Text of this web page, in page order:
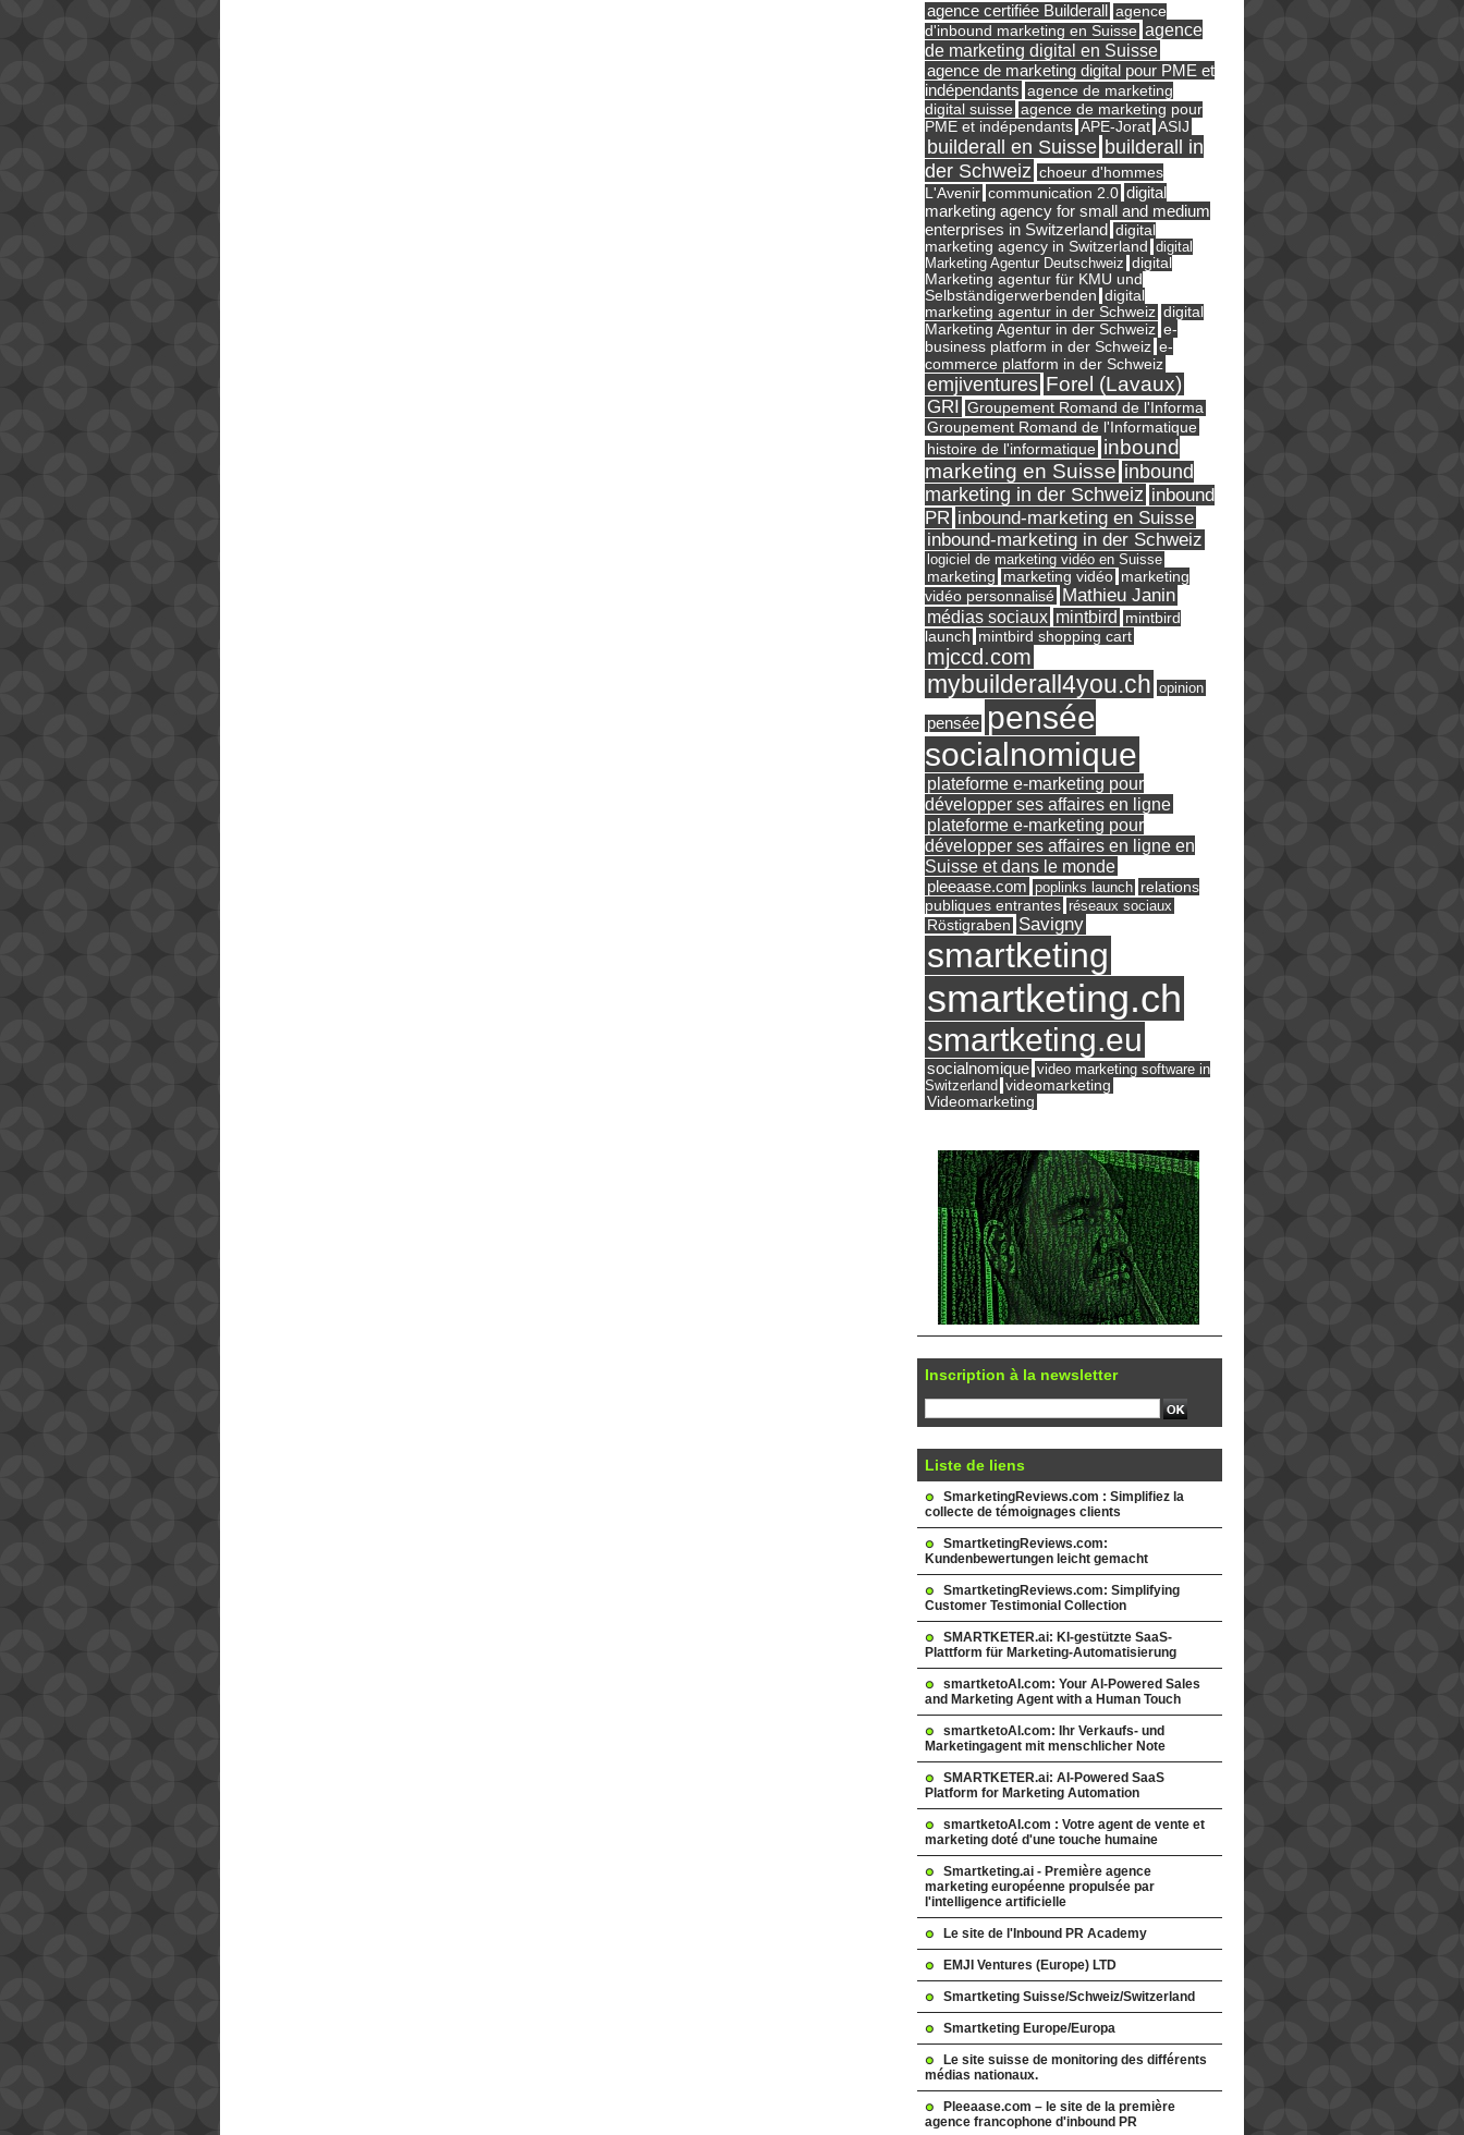
agence certifiée Builderall
agence
d'inbound marketing en Suisse agence
de marketing digital en Suisse
agence de marketing digital pour PME et
indépendants agence de marketing
digital suisse agence de marketing pour
PME et indépendants APE-Jorat ASIJ
builderall en Suisse builderall in
der Schweiz choeur d'hommes
L'Avenir communication 2.0 digital
marketing agency for small and medium
enterprises in Switzerland digital
marketing agency in Switzerland digital
Marketing Agentur Deutschweiz digital
Marketing agentur für KMU und
Selbständigerwerbenden digital
marketing agentur in der Schweiz digital
Marketing Agentur in der Schweiz e-
business platform in der Schweiz e-
commerce platform in der Schweiz
emjiventures Forel (Lavaux)
GRI Groupement Romand de l'Informa
Groupement Romand de l'Informatique
histoire de l'informatique inbound
marketing en Suisse inbound
marketing in der Schweiz inbound
PR inbound-marketing en Suisse
inbound-marketing in der Schweiz
logiciel de marketing vidéo en Suisse
marketing marketing vidéo marketing
vidéo personnalisé Mathieu Janin
médias sociaux mintbird
mintbird
launch mintbird shopping cart
mjccd.com
mybuilderall4you.ch opinion
pensée pensée
socialnomique
plateforme e-marketing pour
développer ses affaires en ligne
plateforme e-marketing pour
développer ses affaires en ligne en
Suisse et dans le monde
pleeaase.com poplinks launch relations
publiques entrantes réseaux sociaux
Röstigraben Savigny
smartketing
smartketing.ch
smartketing.eu
socialnomique video marketing software in
Switzerland videomarketing
Videomarketing
Inscription à la newsletter
Liste de liens
SmarketingReviews.com : Simplifiez la
collecte de témoignages clients
SmartketingReviews.com:
Kundenbewertungen leicht gemacht
SmartketingReviews.com: Simplifying
Customer Testimonial Collection
SMARTKETER.ai: KI-gestützte SaaS-
Plattform für Marketing-Automatisierung
smartketoAI.com: Your AI-Powered Sales
and Marketing Agent with a Human Touch
smartketoAI.com: Ihr Verkaufs- und
Marketingagent mit menschlicher Note
SMARTKETER.ai: AI-Powered SaaS
Platform for Marketing Automation
smartketoAI.com : Votre agent de vente et
marketing doté d'une touche humaine
Smartketing.ai - Première agence
marketing européenne propulsée par
l'intelligence artificielle
Le site de l'Inbound PR Academy
EMJI Ventures (Europe) LTD
Smartketing Suisse/Schweiz/Switzerland
Smartketing Europe/Europa
Le site suisse de monitoring des différents
médias nationaux.
Pleeaase.com – le site de la première
agence francophone d'inbound PR